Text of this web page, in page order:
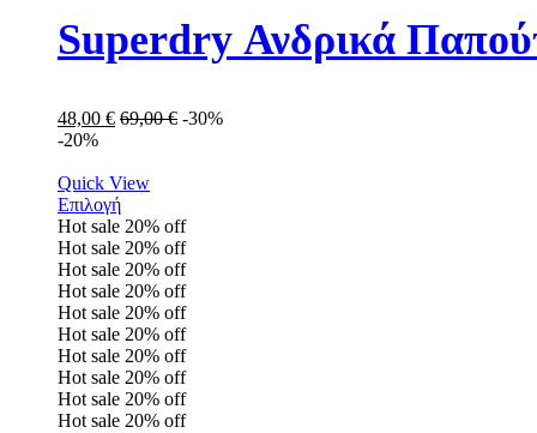
Superdry Ανδρικά
48,00 € 69,00€ -30%
-20%
Quick View
Επιλογή
Hot sale 20% off
Hot sale 20% off
Hot sale 20% off
Hot sale 20% off
Hot sale 20% off
Hot sale 20% off
Hot sale 20% off
Hot sale 20% off
Hot sale 20% off
Hot sale 20% off